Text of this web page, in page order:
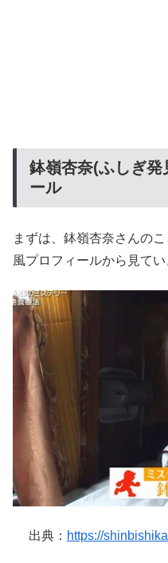
鉢嶺杏奈(ふしぎ
ール
まずは、鉢嶺杏奈さんの
風プロフィールから見てい
出典： https://